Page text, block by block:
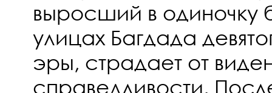
выросший в одиночку
улицах Багдада
эры, страдает от
справедливости.